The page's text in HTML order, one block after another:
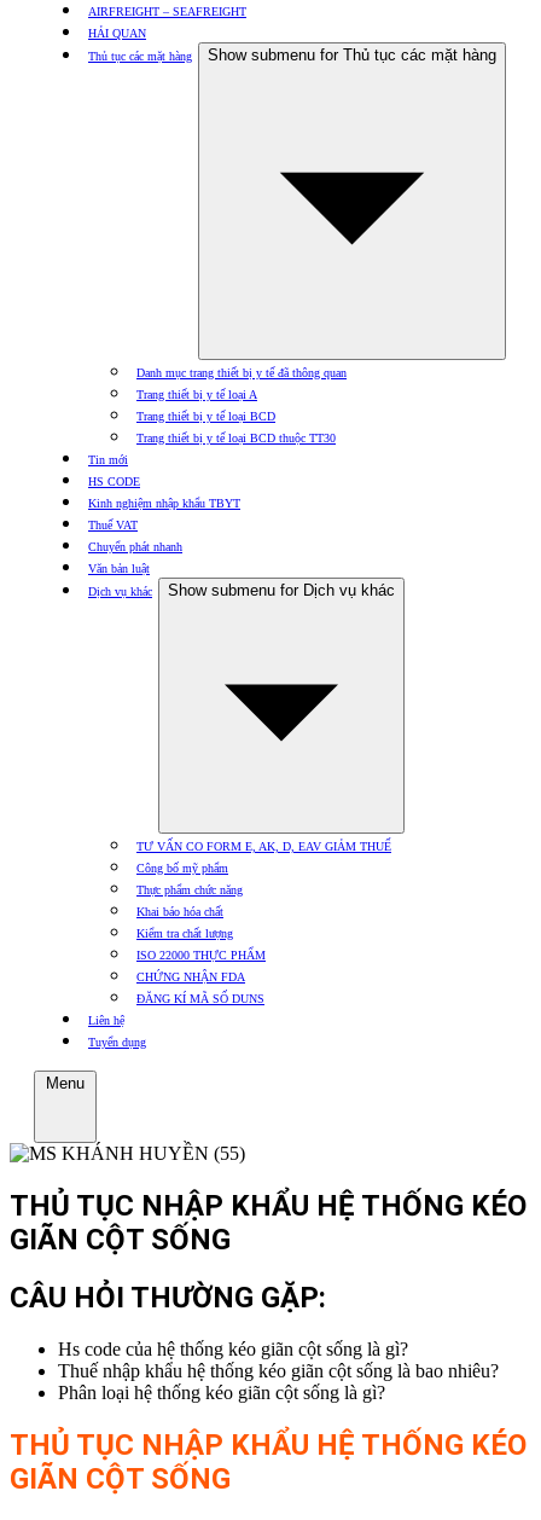
AIRFREIGHT – SEAFREIGHT
HẢI QUAN
Thủ tục các mặt hàng
Show submenu for Thủ tục các mặt hàng
Danh mục trang thiết bị y tế đã thông quan
Trang thiết bị y tế loại A
Trang thiết bị y tế loại BCD
Trang thiết bị y tế loại BCD thuộc TT30
Tin mới
HS CODE
Kinh nghiệm nhập khẩu TBYT
Thuế VAT
Chuyển phát nhanh
Văn bản luật
Dịch vụ khác
Show submenu for Dịch vụ khác
TƯ VẤN CO FORM E, AK, D, EAV GIẢM THUẾ
Công bố mỹ phẩm
Thực phẩm chức năng
Khai báo hóa chất
Kiểm tra chất lượng
ISO 22000 THỰC PHẨM
CHỨNG NHẬN FDA
ĐĂNG KÍ MÃ SỐ DUNS
Liên hệ
Tuyển dụng
Menu
THỦ TỤC NHẬP KHẨU HỆ THỐNG KÉO
GIÃN CỘT SỐNG
CÂU HỎI THƯỜNG GẶP:
Hs code của hệ thống kéo giãn cột sống là gì?
Thuế nhập khẩu hệ thống kéo giãn cột sống là bao nhiêu?
Phân loại hệ thống kéo giãn cột sống là gì?
THỦ TỤC NHẬP KHẨU HỆ THỐNG KÉO
GIÃN CỘT SỐNG